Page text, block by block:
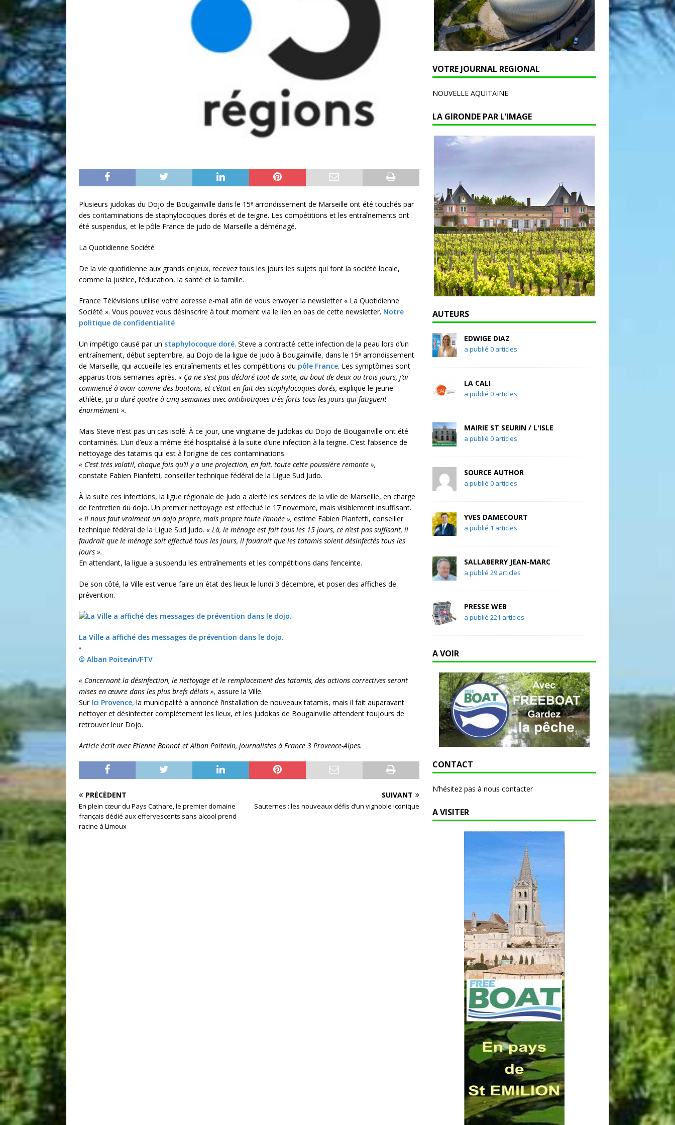
Plusieurs judokas du Dojo de Bougainville dans le 15ᵉ arrondissement de Marseille ont été touchés par
des contaminations de staphylocoques dorés et de teigne. Les compétitions et les entraînements ont
été suspendus, et le pôle France de judo de Marseille a déménagé.
La Quotidienne Société
De la vie quotidienne aux grands enjeux, recevez tous les jours les sujets qui font la société locale,
comme la justice, l’éducation, la santé et la famille.
France Télévisions utilise votre adresse e-mail afin de vous envoyer la newsletter « La Quotidienne
Société ». Vous pouvez vous désinscrire à tout moment via le lien en bas de cette newsletter. Notre
politique de confidentialité
Un impétigo causé par un staphylocoque doré. Steve a contracté cette infection de la peau lors d’un
entraînement, début septembre, au Dojo de la ligue de judo à Bougainville, dans le 15ᵉ arrondissement
de Marseille, qui accueille les entraînements et les compétitions du pôle France. Les symptômes sont
apparus trois semaines après. « Ça ne s’est pas déclaré tout de suite, au bout de deux ou trois jours, j’ai
commencé à avoir comme des boutons, et c’était en fait des staphylocoques dorés, explique le jeune
athlète, ça a duré quatre à cinq semaines avec antibiotiques très forts tous les jours qui fatiguent
énormément ».
Mais Steve n’est pas un cas isolé. À ce jour, une vingtaine de judokas du Dojo de Bougainville ont été
contaminés. L’un d’eux a même été hospitalisé à la suite d’une infection à la teigne. C’est l’absence de
nettoyage des tatamis qui est à l’origine de ces contaminations.
« C’est très volatil, chaque fois qu’il y a une projection, en fait, toute cette poussière remonte »,
constate Fabien Pianfetti, conseiller technique fédéral de la Ligue Sud Judo.
À la suite ces infections, la ligue régionale de judo a alerté les services de la ville de Marseille, en charge
de l’entretien du dojo. Un premier nettoyage est effectué le 17 novembre, mais visiblement insuffisant.
« Il nous faut vraiment un dojo propre, mais propre toute l’année », estime Fabien Pianfetti, conseiller
technique fédéral de la Ligue Sud Judo. « Là, le ménage est fait tous les 15 jours, ce n’est pas suffisant, il
faudrait que le ménage soit effectué tous les jours, il faudrait que les tatamis soient désinfectés tous les
jours ».
En attendant, la ligue a suspendu les entraînements et les compétitions dans l’enceinte.
De son côté, la Ville est venue faire un état des lieux le lundi 3 décembre, et poser des affiches de
prévention.
La Ville a affiché des messages de prévention dans le dojo.
•
© Alban Poitevin/FTV
« Concernant la désinfection, le nettoyage et le remplacement des tatamis, des actions correctives seront
mises en œuvre dans les plus brefs délais », assure la Ville.
Sur Ici Provence, la municipalité a annoncé l’installation de nouveaux tatamis, mais il fait auparavant
nettoyer et désinfecter complètement les lieux, et les judokas de Bougainville attendent toujours de
retrouver leur Dojo.
Article écrit avec Etienne Bonnot et Alban Poitevin, journalistes à France 3 Provence-Alpes.
PRÉCÉDENT
En plein cœur du Pays Cathare, le premier domaine
français dédié aux effervescents sans alcool prend
racine à Limoux
SUIVANT
Sauternes : les nouveaux défis d’un vignoble iconique
VOTRE JOURNAL REGIONAL
NOUVELLE AQUITAINE
LA GIRONDE PAR L’IMAGE
AUTEURS
EDWIGE DIAZ
a publié 0 articles
LA CALI
a publié 0 articles
MAIRIE ST SEURIN / L'ISLE
a publié 0 articles
SOURCE AUTHOR
a publié 0 articles
YVES DAMECOURT
a publié 1 articles
SALLABERRY JEAN-MARC
a publié 29 articles
PRESSE WEB
a publié 221 articles
A VOIR
CONTACT
N’hésitez pas à nous contacter
A VISITER